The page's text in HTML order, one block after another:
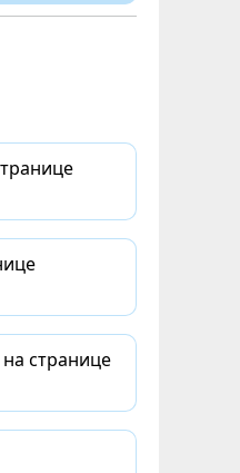
странице